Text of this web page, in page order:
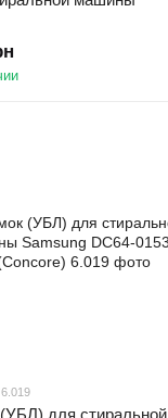
для стиральной